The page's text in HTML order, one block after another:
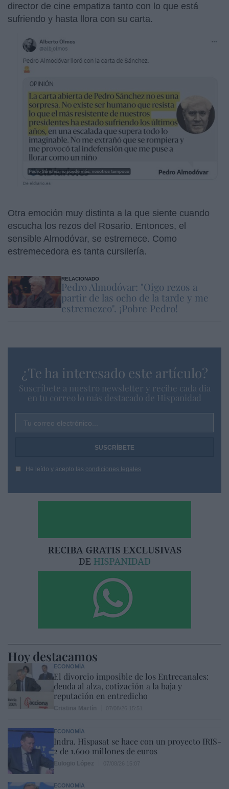
director de cine empatiza tanto con lo que está
sufriendo y hasta llora con su carta.
Otra emoción muy distinta a la que siente cuando
escucha los rezos del Rosario. Entonces, el
sensible Almodóvar, se estremece. Como
estremecedora es tanta cursilería.
RELACIONADO
Pedro Almodóvar: "Oigo rezos a
partir de las ocho de la tarde y me
estremezco". ¡Pobre Pedro!
¿Te ha interesado este artículo?
Suscríbete a nuestro newsletter y recibe cada dia
en tu correo lo más destacado de Hispanidad
Tu correo electrónico...
He leído y acepto las condiciones legales
Hoy destacamos
ECONOMÍA
El divorcio imposible de los Entrecanales:
deuda al alza, cotización a la baja y
reputación en entredicho
ECONOMÍA
Indra. Hispasat se hace con un proyecto IRIS-
2 de 1.600 millones de euros
ECONOMÍA